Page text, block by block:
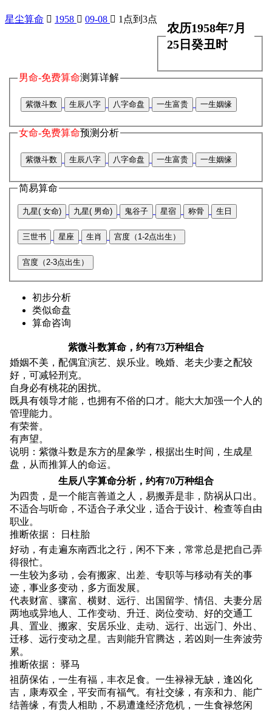
星尘算命  1958  09-08  1点到3点
农历1958年7月
25日癸丑时
男命-免费算命测算详解
紫微斗数 生辰八字 八字命盘 一生富贵 一生姻缘
女命-免费算命预测分析
紫微斗数 生辰八字 八字命盘 一生富贵 一生姻缘
简易算命
九星( 女命) 九星( 男命) 鬼谷子 星宿 称骨 生日
三世书 星座 生肖 宫度（1-2点出生）
宫度（2-3点出生）
初步分析
类似命盘
算命咨询
紫微斗数算命，约有73万种组合
婚姻不美，配偶宜演艺、娱乐业。晚婚、老夫少妻之配较
好，可减轻刑克。
自身必有桃花的困扰。
既具有领导才能，也拥有不俗的口才。能大大加强一个人的
管理能力。
有荣誉。
有声望。
说明：紫微斗数是东方的星象学，根据出生时间，生成星
盘，从而推算人的命运。
生辰八字算命分析，约有70万种组合
为四贵，是一个能言善道之人，易搬弄是非，防祸从口出。
不适合与听命，不适合子承父业，适合于设计、检查等自由
职业。
推断依据： 日柱胎
好动，有走遍东南西北之行，闲不下来，常常总是把自己弄
得很忙。
一生较为多动，会有搬家、出差、专职等与移动有关的事
迹，事业多变动，多方面发展。
代表财富、骤富、横财、远行、出国留学、情侣、夫妻分居
两地或异地人、工作变动、升迁、岗位变动、好的交通工
具、置业、搬家、安居乐业、走动、远行、出远门、外出、
迁移、远行变动之星。吉则能升官腾达，若凶则一生奔波劳
累。
推断依据： 驿马
祖荫保佑，一生有福，丰衣足食。一生禄禄无缺，逢凶化
吉，康寿双全，平安而有福气。有社交缘，有亲和力、能广
结善缘，有贵人相助，不易遭逢经济危机，一生食禄悠闲